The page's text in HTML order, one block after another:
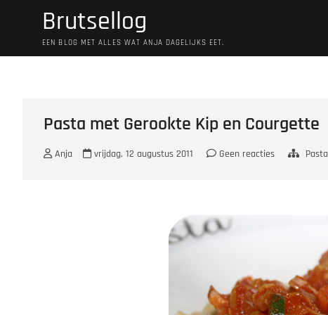
Brutsellog
EEN BLOG MET ALLES WAT ANJA DAGELIJKS EET.
Pasta met Gerookte Kip en Courgette
Anja vrijdag, 12 augustus 2011 Geen reacties Pasta